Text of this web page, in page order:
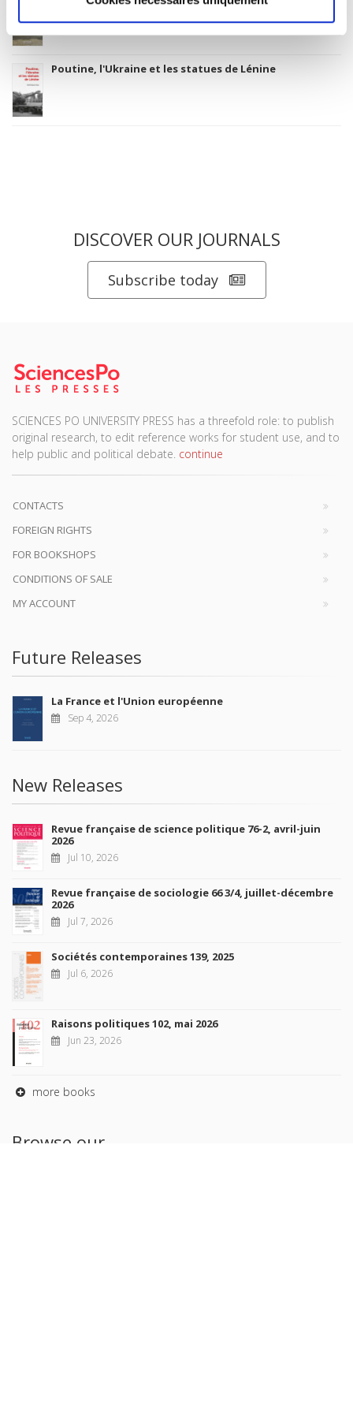
Poutine, l'Ukraine et les statues de Lénine
DISCOVER OUR JOURNALS
Subscribe today
SCIENCES PO UNIVERSITY PRESS has a threefold role: to publish
original research, to edit reference works for student use, and to
help public and political debate. continue
CONTACTS
FOREIGN RIGHTS
FOR BOOKSHOPS
CONDITIONS OF SALE
MY ACCOUNT
Future Releases
La France et l'Union européenne
Sep 4, 2026
New Releases
Revue française de science politique 76-2, avril-juin
2026
Jul 10, 2026
Revue française de sociologie 66 3/4, juillet-décembre
2026
Jul 7, 2026
Sociétés contemporaines 139, 2025
Jul 6, 2026
Raisons politiques 102, mai 2026
Jun 23, 2026
more books
Browse our